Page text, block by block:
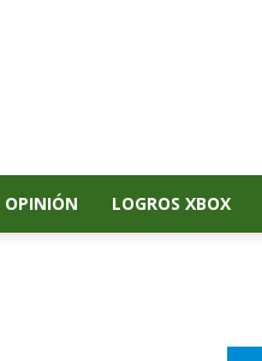
OPINIÓN LOGROS XBOX